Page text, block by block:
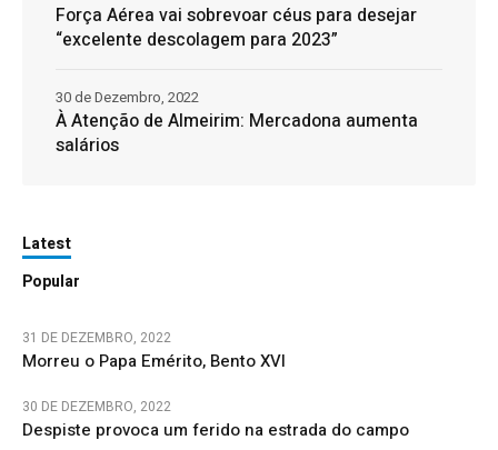
Força Aérea vai sobrevoar céus para desejar
“excelente descolagem para 2023”
À Atenção de Almeirim: Mercadona aumenta
salários
30 de Dezembro, 2022
Latest
Popular
31 DE DEZEMBRO, 2022
Morreu o Papa Emérito, Bento XVI
30 DE DEZEMBRO, 2022
Despiste provoca um ferido na estrada do campo